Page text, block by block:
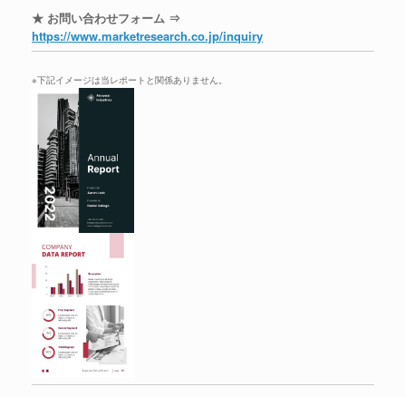
★ お問い合わせフォーム ⇒
https://www.marketresearch.co.jp/inquiry
※下記イメージは当レポートと関係ありません。